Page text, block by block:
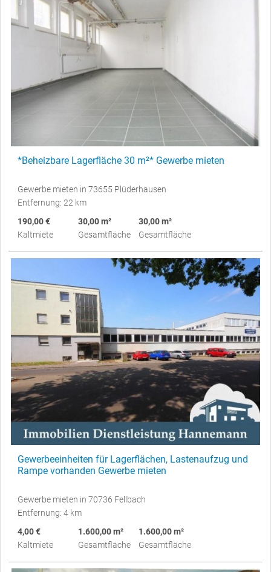
*Beheizbare Lagerfläche 30 m²* Gewerbe mieten
Gewerbe mieten in 73655 Plüderhausen
Entfernung: 22 km
190,00 €
Kaltmiete
30,00 m²
Gesamtfläche
30,00 m²
Gesamtfläche
Gewerbeeinheiten für Lagerflächen, Lastenaufzug und
Rampe vorhanden Gewerbe mieten
Gewerbe mieten in 70736 Fellbach
Entfernung: 4 km
4,00 €
Kaltmiete
1.600,00 m²
Gesamtfläche
1.600,00 m²
Gesamtfläche